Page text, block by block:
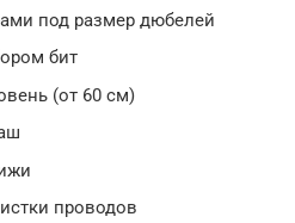
под размер дюбелей
бит
(от 60 см)
проводов